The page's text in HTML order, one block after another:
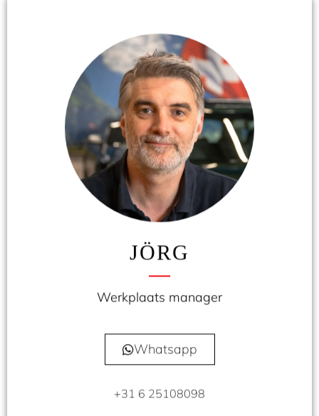
JÖRG
Werkplaats manager
Whatsapp
+31 6 25108098